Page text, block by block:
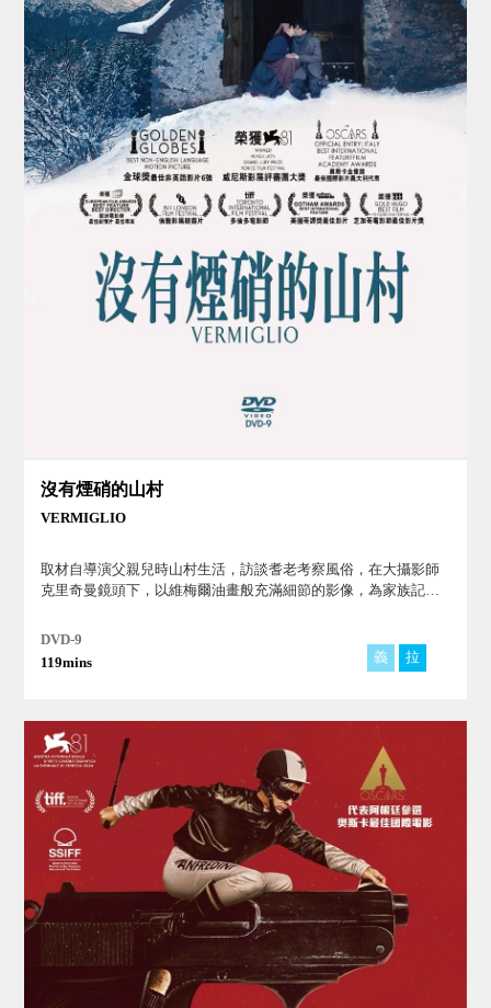
沒有煙硝的山村
VERMIGLIO
取材自導演父親兒時山村生活，訪談耆老考察風俗，在大攝影師
克里奇曼鏡頭下，以維梅爾油畫般充滿細節的影像，為家族記
DVD-9
119mins
義 拉